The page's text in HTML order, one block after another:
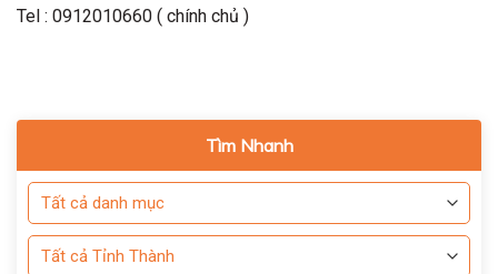
Tel : 0912010660 ( chính chủ )
Tìm Nhanh